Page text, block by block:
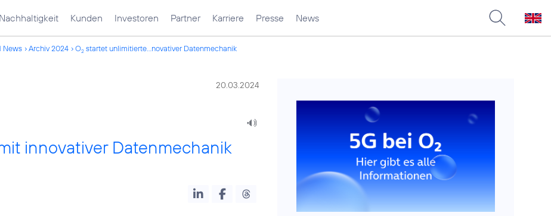
Nachhaltigkeit Kunden Investoren Partner Karriere Presse News
News Archiv 2024 O2 startet unlimitierte...novativer Datenmechanik
20.03.2024
innovativer Datenmechanik